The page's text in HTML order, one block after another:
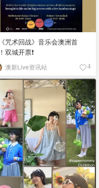
咒术回战》音乐会澳洲首
双城开票❗️
澳新Live资讯站 4